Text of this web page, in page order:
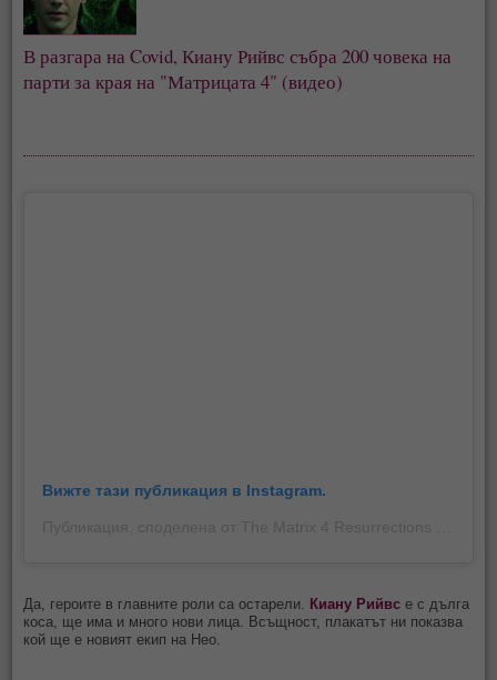
В разгара на Covid, Киану Рийвс събра 200 човека на
парти за края на "Матрицата 4" (видео)
Вижте тази публикация в Instagram.
Да, героите в главните роли са остарели. Киану Рийвс е с дълга
коса, ще има и много нови лица. Всъщност, плакатът ни показва
кой ще е новият екип на Нео.